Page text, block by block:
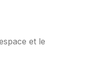
et le